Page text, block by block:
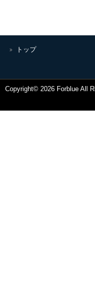
トップ
Copyright© 2026 Forblue All